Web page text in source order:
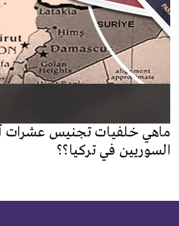
ماهي خلفيات تجنيس عشرات
السوريين في تركيا؟؟